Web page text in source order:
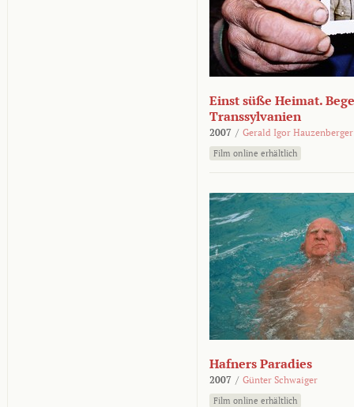
Einst süße Heimat.
Transsylvanien
2007 / Gerald Igor Hauzenberger
Film online erhältlich
Hafners Paradies
2007 / Günter Schwaiger
Film online erhältlich